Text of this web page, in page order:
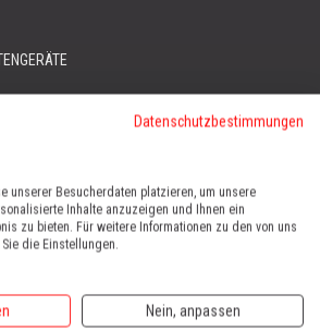
Nüziders
LUSTENAU
Datenschutzbestimmungen
unserer Besucherdaten platzieren, um unsere
Inhalte anzuzeigen und Ihnen ein
zu bieten. Für weitere Informationen zu den von uns
die Einstellungen.
Nein, anpassen